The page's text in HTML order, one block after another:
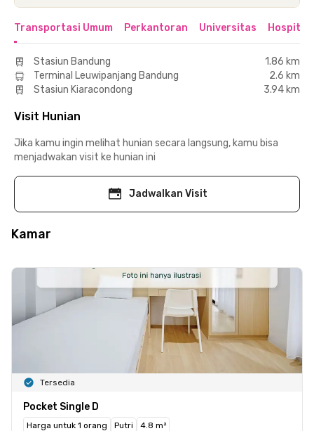
Transportasi Umum Perkantoran Universitas Hospital
Stasiun Bandung
1.86 km
Terminal Leuwipanjang Bandung
2.6 km
Stasiun Kiaracondong
3.94 km
Visit Hunian
Jika kamu ingin melihat hunian secara langsung, kamu bisa
menjadwakan visit ke hunian ini
Jadwalkan Visit
Kamar
Tersedia
Pocket Single D
Harga untuk 1 orang Putri
4.8 m²